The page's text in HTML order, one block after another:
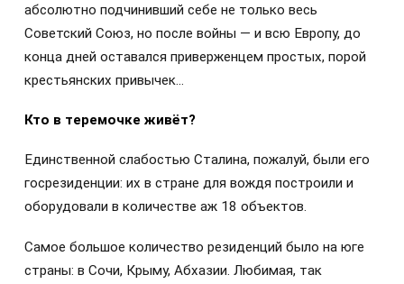
абсолютно подчинивший себе не только весь
Советский Союз, но после войны — и всю Европу, до
конца дней оставался приверженцем простых, порой
крестьянских привычек…
Кто в теремочке живёт?
Единственной слабостью Сталина, пожалуй, были его
госрезиденции: их в стране для вождя построили и
оборудовали в количестве аж 18 объектов.
Самое большое количество резиденций было на юге
страны: в Сочи, Крыму, Абхазии. Любимая, так